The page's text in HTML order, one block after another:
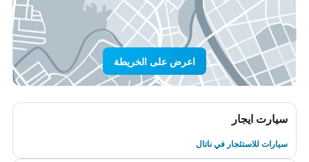
اعرض على الخريطة
سيارت ايجار
سيارات للاستئجار في ناتال